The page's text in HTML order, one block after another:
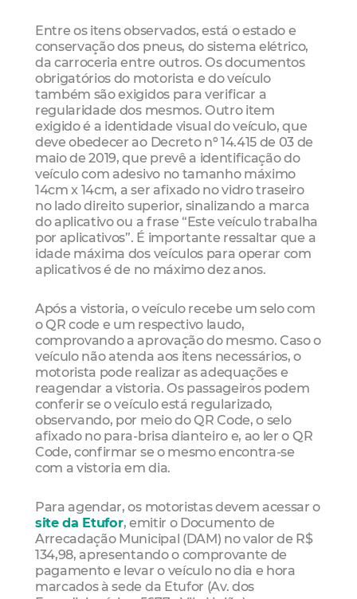
Entre os itens observados, está o estado e
conservação dos pneus, do sistema elétrico,
da carroceria entre outros. Os documentos
obrigatórios do motorista e do veículo
também são exigidos para verificar a
regularidade dos mesmos. Outro item
exigido é a identidade visual do veículo, que
deve obedecer ao Decreto nº 14.415 de 03 de
maio de 2019, que prevê a identificação do
veículo com adesivo no tamanho máximo
14cm x 14cm, a ser afixado no vidro traseiro
no lado direito superior, sinalizando a marca
do aplicativo ou a frase “Este veículo trabalha
por aplicativos”. É importante ressaltar que a
idade máxima dos veículos para operar com
aplicativos é de no máximo dez anos.
Após a vistoria, o veículo recebe um selo com
o QR code e um respectivo laudo,
comprovando a aprovação do mesmo. Caso o
veículo não atenda aos itens necessários, o
motorista pode realizar as adequações e
reagendar a vistoria. Os passageiros podem
conferir se o veículo está regularizado,
observando, por meio do QR Code, o selo
afixado no para-brisa dianteiro e, ao ler o QR
Code, confirmar se o mesmo encontra-se
com a vistoria em dia.
Para agendar, os motoristas devem acessar o
site da Etufor, emitir o Documento de
Arrecadação Municipal (DAM) no valor de R$
134,98, apresentando o comprovante de
pagamento e levar o veículo no dia e hora
marcados à sede da Etufor (Av. dos